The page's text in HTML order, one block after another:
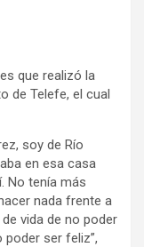
que realizó la
de Telefe, el cual
soy de Río
en esa casa
No tenía más
nada frente a
vida de no poder
ser feliz”,